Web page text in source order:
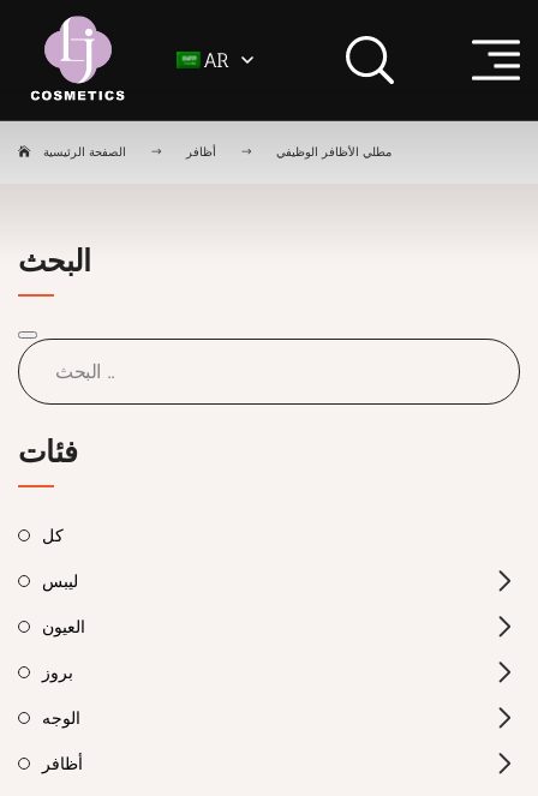
AR
الصفحة الرئيسية أظافر مطلي الأظافر الوظيفي
البحث
فئات
كل
ليبس
العيون
بروز
الوجه
أظافر